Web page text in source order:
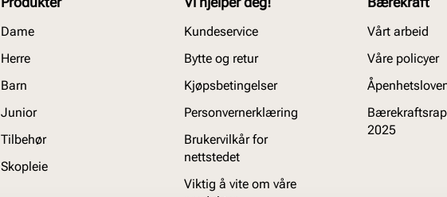
Dame
Herre
Barn
Junior
Tilbehør
Skopleie
Kundeservice
Bytte og retur
Kjøpsbetingelser
Personvernerklæring
Brukervilkår for
nettstedet
Viktig å vite om våre
Vårt arbeid
Våre policyer
2025